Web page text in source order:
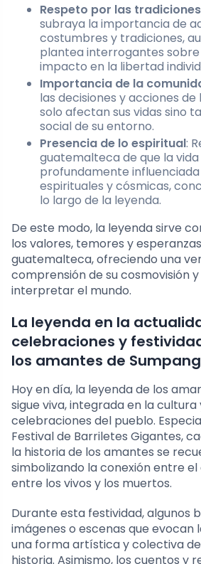
Respeto por las tradiciones
subraya la importancia de
costumbres y tradiciones,
plantea interrogantes sobre
impacto en la libertad
Importancia de la
las decisiones y acciones de
solo afectan sus vidas sino
social de su entorno.
Presencia de lo espiritual:
guatemalteca de que la
profundamente
espirituales y cósmicas,
lo largo de la leyenda.
De este modo, la leyenda sirve
los valores, temores y
guatemalteca, ofreciendo una
comprensión de su cosmovisión
interpretar el mundo.
La leyenda en la
celebraciones y
los amantes de
Hoy en día, la leyenda de los
sigue viva, integrada en la cultura
celebraciones del pueblo.
Festival de Barriletes Gigantes,
la historia de los amantes se
simbolizando la conexión entre
entre los vivos y los muertos.
Durante esta festividad, algunos
imágenes o escenas que evocan
una forma artística y colectiva
historia. Asimismo, los cuentos y